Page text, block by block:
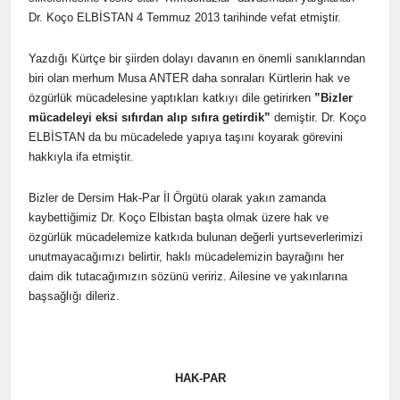
tarihinde gerçekleştirdiği
toplantıya Genel Başkan
birinci oturumunda
Fırat, Prf. Dr. Aziz Yağan ve
Doç. Dr. Bülent Küçük ülkede
ve ortadoğu’da gelişen son
süreci değerlendiren
sunumlarını yaptılar.
Barış ancak Kürt halkının
meşru haklarının tanınması
DÜNYA BARIŞ GÜNÜ KUTLU
OLSUN
Hak ve Özgürlükler Partisi-
HAK-PAR Urfa ili SİVEREK
ilçe kongresi yapıldı.
11 Ay Ago
Hak ve Özgürlükler Partisi-
HAK-PAR Heyeti, Hewler’de
Hewler’de ENKS ile
görüştü
12 Ay Ago
HAK-PAR Heyeti Hewler’de
KDP ALAKAD ile görüştü
HAK-PAR Heyeti 25 ağustos
12 Ay Ago
üzerinden 102 yıl geçse de;
Dr. Koço ELBİSTAN 4 Temmuz 2013 tarihinde vefat etmiştir.
Yazdığı Kürtçe bir şiirden dolayı davanın en önemli sanıklarından
biri olan merhum Musa ANTER daha sonraları Kürtlerin hak ve
özgürlük mücadelesine yaptıkları katkıyı dile getirirken ”Bizler
mücadeleyi eksi sıfırdan alıp sıfıra getirdik” demiştir. Dr. Koço
ELBİSTAN da bu mücadelede yapıya taşını koyarak görevini
hakkıyla ifa etmiştir.
Bizler de Dersim Hak-Par İl Örgütü olarak yakın zamanda
kaybettiğimiz Dr. Koço Elbistan başta olmak üzere hak ve
özgürlük mücadelemize katkıda bulunan değerli yurtseverlerimizi
unutmayacağımızı belirtir, haklı mücadelemizin bayrağını her
daim dik tutacağımızın sözünü veririz. Ailesine ve yakınlarına
başsağlığı dileriz.
HAK-PAR